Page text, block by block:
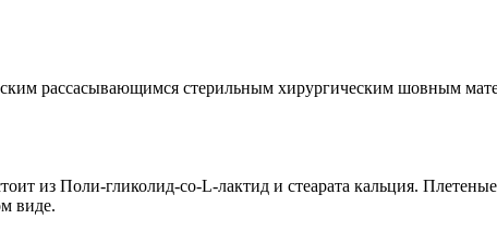
рассасывающимся стерильным хирургическим шовным
из Поли-гликолид-со-L-лактид и стеарата кальция.
виде.